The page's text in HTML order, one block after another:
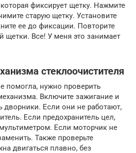
фиксирует щетку. Нажмите
старую щетку. Установите
ее до фиксации. Повторите
щетки. Все! У меня это занимает
стеклоочистителя
помогла, нужно проверить
Включите зажигание и
дворники. Если они не работают,
Если предохранитель цел,
Если моторчик не
Также проверьте
двигаться плавно, без